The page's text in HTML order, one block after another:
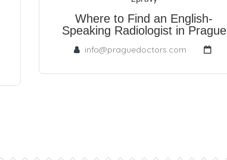
Where to Find an English-
Speaking Radiologist in Prague
info@praguedoctors.com